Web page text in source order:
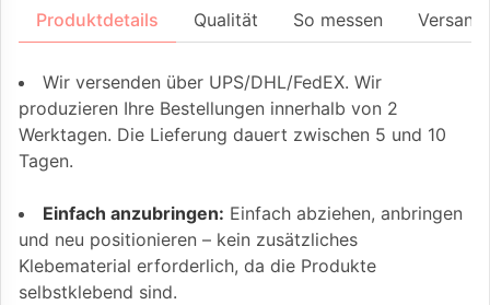
Produktdetails Qualität So messen
Wir versenden über UPS/DHL/FedEX. Wir
produzieren Ihre Bestellungen innerhalb von 2
Werktagen. Die Lieferung dauert zwischen 5 und 10
Tagen.
Einfach anzubringen: Einfach abziehen, anbringen
und neu positionieren – kein zusätzliches
Klebematerial erforderlich, da die Produkte
selbstklebend sind.